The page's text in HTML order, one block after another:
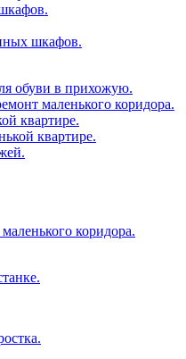
шкафов.
обуви в прихожую.
маленького коридора.
квартире.
квартире.
коридора.